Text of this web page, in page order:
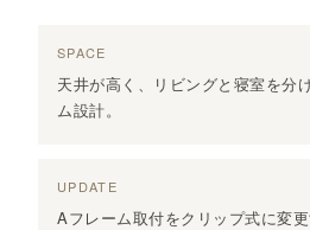
SPACE
天井が高く、リビングと寝室を分
ム設計。
UPDATE
Aフレーム取付をクリップ式に変